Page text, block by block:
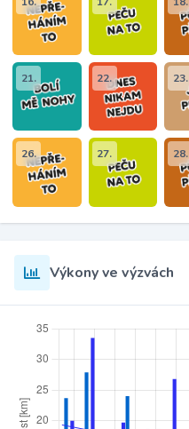
21. 22. 23.
26. 27. 28.
Výkony ve výzvách